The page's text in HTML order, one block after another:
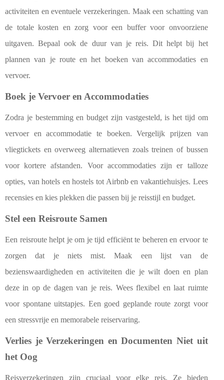
activiteiten en eventuele verzekeringen. Maak een schatting van
de totale kosten en zorg voor een buffer voor onvoorziene
uitgaven. Bepaal ook de duur van je reis. Dit helpt bij het
plannen van je route en het boeken van accommodaties en
vervoer.
Boek je Vervoer en Accommodaties
Zodra je bestemming en budget zijn vastgesteld, is het tijd om
vervoer en accommodatie te boeken. Vergelijk prijzen van
vliegtickets en overweeg alternatieven zoals treinen of bussen
voor kortere afstanden. Voor accommodaties zijn er talloze
opties, van hotels en hostels tot Airbnb en vakantiehuisjes. Lees
recensies en kies plekken die passen bij je reisstijl en budget.
Stel een Reisroute Samen
Een reisroute helpt je om je tijd efficiënt te beheren en ervoor te
zorgen dat je niets mist. Maak een lijst van de
bezienswaardigheden en activiteiten die je wilt doen en plan
deze in op de dagen van je reis. Wees flexibel en laat ruimte
voor spontane uitstapjes. Een goed geplande route zorgt voor
een stressvrije en memorabele reiservaring.
Verlies je Verzekeringen en Documenten Niet uit
het Oog
Reisverzekeringen zijn cruciaal voor elke reis. Ze bieden